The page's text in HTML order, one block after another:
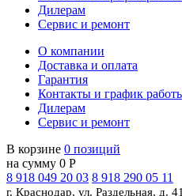
Дилерам
Сервис и ремонт
О компании
Доставка и оплата
Гарантия
Контакты и график
Дилерам
Сервис и ремонт
В корзине 0 позиций
на сумму 0 Р
8 918 049 20 03 8 918 290 05 11
г. Краснодар, ул. Раздельная, д. 41